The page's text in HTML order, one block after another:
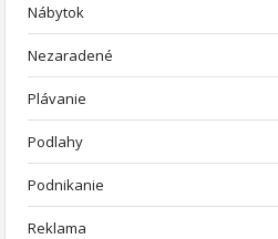
Nábytok
Nezaradené
Plávanie
Podlahy
Podnikanie
Reklama